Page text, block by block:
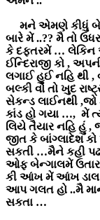
મને એમણે કીધું
બારે મેં ..?? મૈ તો
કે દફતરમેં … લેકિન
ઈન્દિરાજી કો ,
લગાઈ હુઈ નહિ થી ,
બલ્કી વો તો ખુદ
સેકન્ડ લાઈનથી ,જો
કાંડ હો ગયા …, મેં
લિયે તૈયાર નહિ હું ,
જીત કે બાંગ્લાદેશ
સકતી …મૈને કહી
ઓફ બેન્ગાલમેં
કી આંખ મેં આંખ ડાલ કે
આપ ગલત હો ..મૈ
સકતા …